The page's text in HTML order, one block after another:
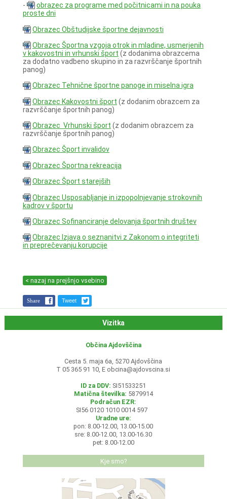
-
obrazec za programe med počitnicami in na pouka
proste dni
Obrazec Obštudijske športne dejavnosti
Obrazec Športna vzgoja otrok in mladine, usmerjenih
v kakovostni in vrhunski šport (z dodanima obrazcema
za dodatno vadbeno skupino in za razvrščanje športnih
panog)
Obrazec Tehnične športne panoge in miselna igra
Obrazec Kakovostni šport (z dodanim obrazcem za
razvrščanje športnih panog)
Obrazec Vrhunski šport (z dodanim obrazcem za
razvrščanje športnih panog)
Obrazec Šport invalidov
Obrazec Športna rekreacija
Obrazec Šport starejših
Obrazec Usposabljanje in izpopolnjevanje strokovnih
kadrov v športu
Obrazec Sofinanciranje delovanja športnih društev
Obrazec Izjava o seznanitvi z Zakonom o integriteti
in preprečevanju korupcije
< nazaj na prejšnjo vsebino
Share Tweet
Vizitka
Občina Ajdovščina
Cesta 5. maja 6a, 5270 Ajdovščina
T 05 365 91 10, E obcina@ajdovscina.si
ID za DDV: SI51533251
Matična številka: 5879914
Podračun EZR:
SI56 0120 1010 0014 597
Uradne ure:
pon: 8.00-12.00, 13.00-15.00
sre: 8.00-12.00, 13.00-16.30
pet: 8.00-12.00
Kje smo?